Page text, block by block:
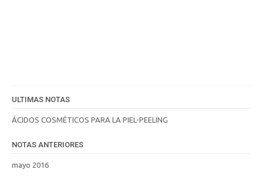
ULTIMAS NOTAS
ÁCIDOS COSMÉTICOS PARA LA PIEL-PEELING
NOTAS ANTERIORES
mayo 2016